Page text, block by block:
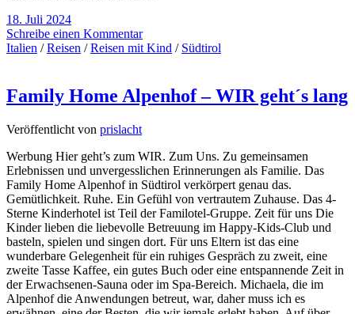
18. Juli 2024
Schreibe einen Kommentar
Italien /Reisen /Reisen mit Kind / Südtirol
Family Home Alpenhof – WIR geht´s lang
Veröffentlicht von prislacht
Werbung Hier geht’s zum WIR. Zum Uns. Zu gemeinsamen
Erlebnissen und unvergesslichen Erinnerungen als Familie. Das
Family Home Alpenhof in Südtirol verkörpert genau das.
Gemütlichkeit. Ruhe. Ein Gefühl von vertrautem Zuhause. Das 4-
Sterne Kinderhotel ist Teil der Familotel-Gruppe. Zeit für uns Die
Kinder lieben die liebevolle Betreuung im Happy-Kids-Club und
basteln, spielen und singen dort. Für uns Eltern ist das eine
wunderbare Gelegenheit für ein ruhiges Gespräch zu zweit, eine
zweite Tasse Kaffee, ein gutes Buch oder eine entspannende Zeit in
der Erwachsenen-Sauna oder im Spa-Bereich. Michaela, die im
Alpenhof die Anwendungen betreut, war, daher muss ich es